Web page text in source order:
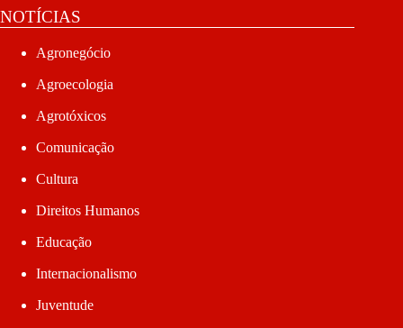
NOTÍCIAS
Agronegócio
Agroecologia
Agrotóxicos
Comunicação
Cultura
Direitos Humanos
Educação
Internacionalismo
Juventude